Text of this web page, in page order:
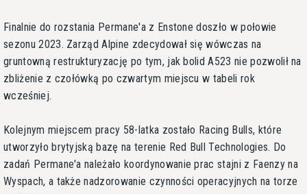
Finalnie do rozstania Permane'a z Enstone doszło w połowie
sezonu 2023. Zarząd Alpine zdecydował się wówczas na
gruntowną restrukturyzację po tym, jak bolid A523 nie pozwolił na
zbliżenie z czołówką po czwartym miejscu w tabeli rok
wcześniej.
Kolejnym miejscem pracy 58-latka zostało Racing Bulls, które
utworzyło brytyjską bazę na terenie Red Bull Technologies. Do
zadań Permane'a należało koordynowanie prac stajni z Faenzy na
Wyspach, a także nadzorowanie czynności operacyjnych na torze